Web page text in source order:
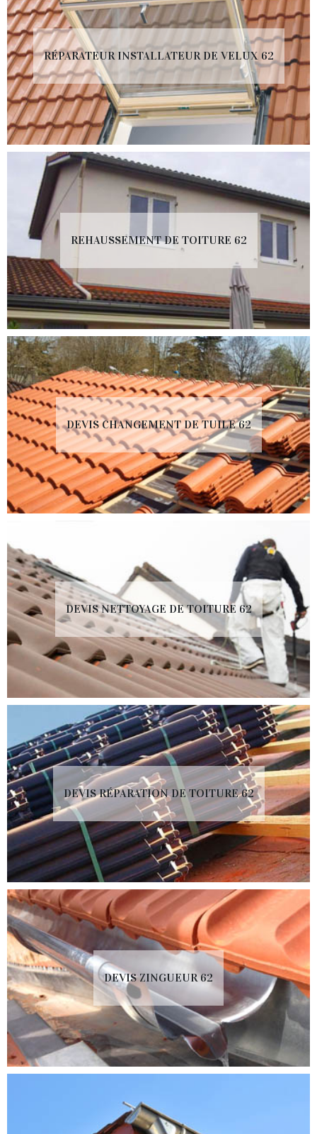
RÉPARATEUR INSTALLATEUR DE VELUX 62
REHAUSSEMENT DE TOITURE 62
DEVIS CHANGEMENT DE TUILE 62
DEVIS NETTOYAGE DE TOITURE 62
DEVIS RÉPARATION DE TOITURE 62
DEVIS ZINGUEUR 62